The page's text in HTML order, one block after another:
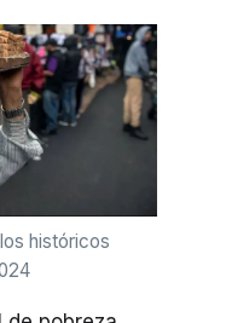
históricos